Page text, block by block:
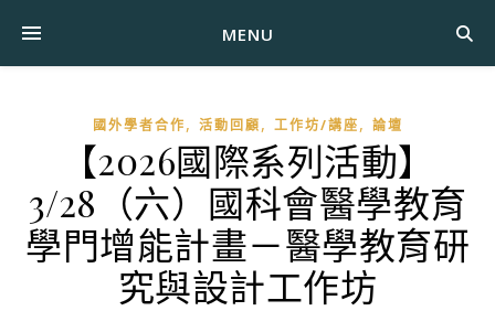
MENU
國外學者合作, 活動回顧, 工作坊/講座, 論壇
【2026國際系列活動】
3/28（六）國科會醫學教育
學門增能計畫－醫學教育研
究與設計工作坊